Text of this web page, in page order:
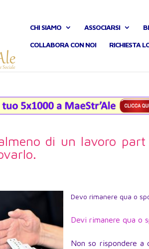
CHI SIAMO ASSOCIARSI
COLLABORA CON NOI RICHIESTA
di un lavoro
Devo rimanere qua o
Devi rimanere qua o
Non so rispondere a